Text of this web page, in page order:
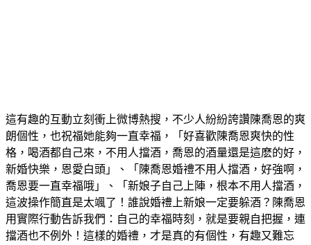
這有趣的互動立刻衝上微博熱搜，不少人紛紛誇讚陳喬恩的爽
朗個性，也祝福她能夠一直幸福，「好喜歡陳喬恩爽快的性
格，喝酒都自己來，不用人擋酒，喬恩的酒量還是這麽的好，
新婚快樂，恩愛白頭」、「陳喬恩婚禮不用人擋酒，好強啊，
喬恩要一直幸福哦」、「新娘子自己上陣，根本不用人擋酒，
這波操作簡直是太颯了！誰說婚禮上新娘一定要躲酒？陳喬恩
用實際行動告訴我們：自己的幸福時刻，就是要親自把握，連
擋酒也不例外！這樣的婚禮，才是真的有個性，有趣又難忘